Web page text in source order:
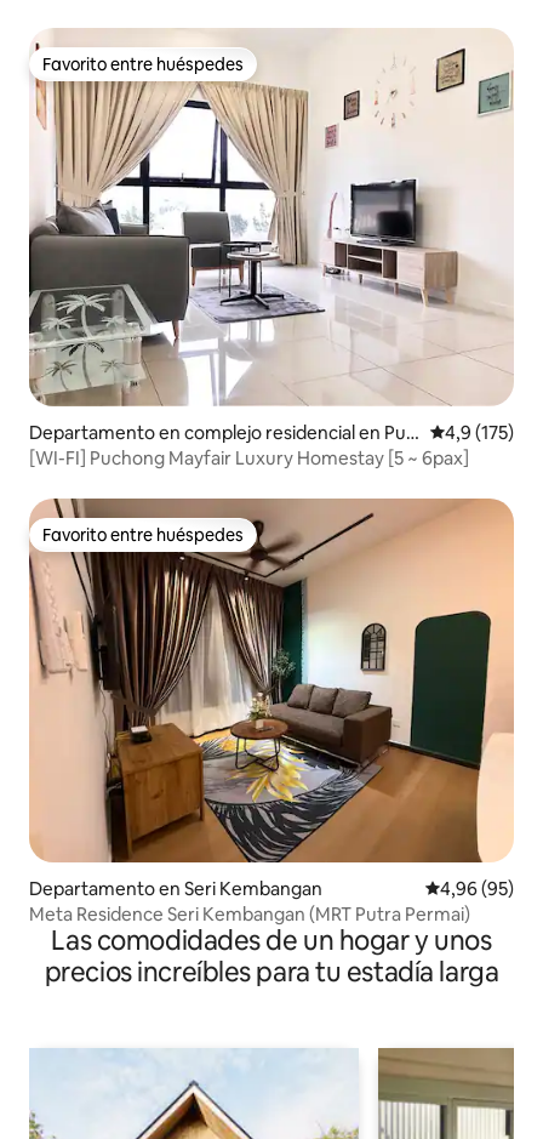
Favorito entre huéspedes
Favorito entre huéspedes
Departamento en complejo residencial en Puc
hong
Calificación
4,9 (175)
[WI-FI] Puchong Mayfair Luxury Homestay [5 ~ 6pax]
Favorito entre huéspedes
Favorito entre huéspedes
Departamento en Seri Kembangan Calificación
4,96 (95)
Meta Residence Seri Kembangan (MRT Putra Permai)
Las comodidades de un hogar y unos
precios increíbles para tu estadía larga